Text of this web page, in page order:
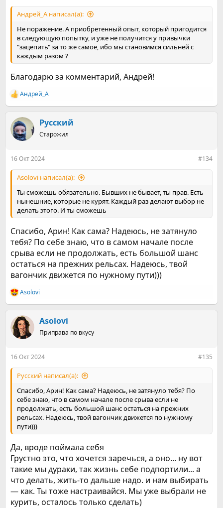
Андрей_А написал(а):
Не поражение. А приобретенный опыт, который пригодится
в следующую попытку, и уже не получится у привычки
"зацепить" за то же самое, ибо мы становимся сильней с
каждым разом ?
Благодарю за комментарий, Андрей!
Р
е
к
ц
и
Андрей_А
Русский
Старожил
16 Окт 2024 #134
Asolovi написал(а):
Ты сможешь обязательно. Бывших не бывает, ты прав. Есть
нынешние, которые не курят. Каждый раз делают выбор не
делать этого. И ты сможешь
Спасибо, Арин! Как сама? Надеюсь, не затянуло
тебя? По себе знаю, что в самом начале после
срыва если не продолжать, есть большой шанс
остаться на прежних рельсах. Надеюсь, твой
вагончик движется по нужному пути)))
Р
е
к
ц
и
Asolovi
Asolovi
Приправа по вкусу
16 Окт 2024 #135
Русский написал(а):
Спасибо, Арин! Как сама? Надеюсь, не затянуло тебя? По
себе знаю, что в самом начале после срыва если не
продолжать, есть большой шанс остаться на прежних
рельсах. Надеюсь, твой вагончик движется по нужному
пути)))
Да, вроде поймала себя
Грустно это, что хочется заречься, а оно... ну вот
такие мы дураки, так жизнь себе подпортили... а
что делать, жить-то дальше надо. и нам выбирать
— как. Ты тоже настраивайся. Мы уже выбрали не
курить, осталось только сделать)